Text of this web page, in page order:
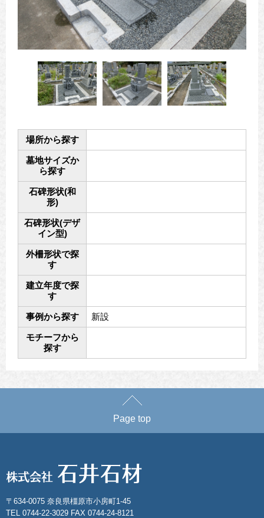
場所から探す
墓地サイズか
ら探す
石碑形状(和
形)
石碑形状(デザ
イン型)
外柵形状で探
す
建立年度で探
す
事例から探す 新設
モチーフから
探す
Page top
〒634-0075 奈良県橿原市小房町1-45
TEL 0744-22-3029 FAX 0744-24-8121